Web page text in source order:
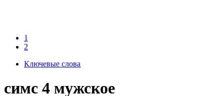
1
2
Ключевые слова
симс 4 мужское